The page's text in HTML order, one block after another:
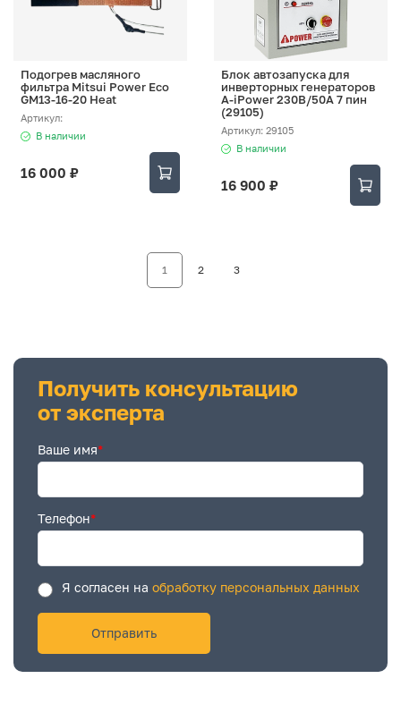
Подогрев масляного
фильтра Mitsui Power Eco
GM13-16-20 Heat
Артикул:
В наличии
16 000 ₽
Блок автозапуска для
инверторных генераторов
A-iPower 230В/50А 7 пин
(29105)
Артикул: 29105
В наличии
16 900 ₽
1 2 3
Получить консультацию
от эксперта
Ваше имя*
Телефон*
Я согласен на обработку персональных данных